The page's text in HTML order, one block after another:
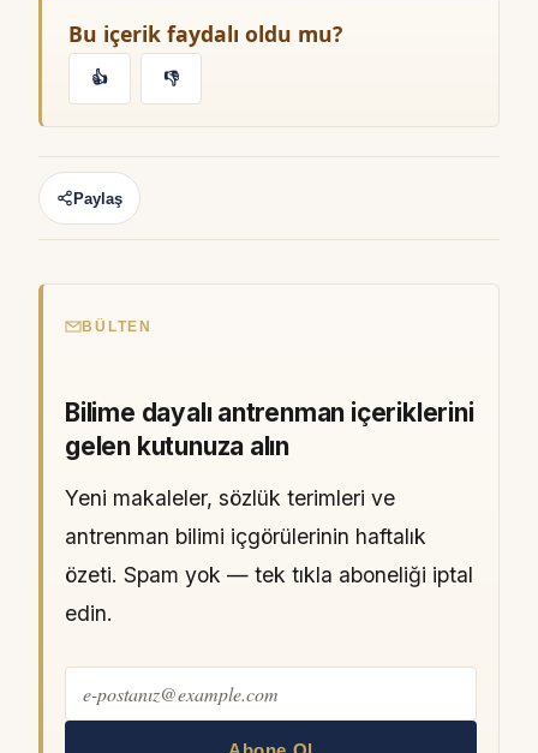
Bu içerik faydalı oldu mu?
👍 👎
Paylaş
BÜLTEN
Bilime dayalı antrenman içeriklerini
gelen kutunuza alın
Yeni makaleler, sözlük terimleri ve
antrenman bilimi içgörülerinin haftalık
özeti. Spam yok — tek tıkla aboneliği iptal
edin.